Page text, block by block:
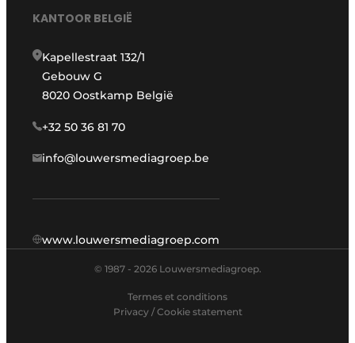
KANTOOR BELGIË
Kapellestraat 132/1
Gebouw G
8020 Oostkamp België
+32 50 36 81 70
info@louwersmediagroep.be
www.louwersmediagroep.com
© 1987 - 2026 Louwersmediagroep.
Termes et conditions
Privacy / Cookie statement